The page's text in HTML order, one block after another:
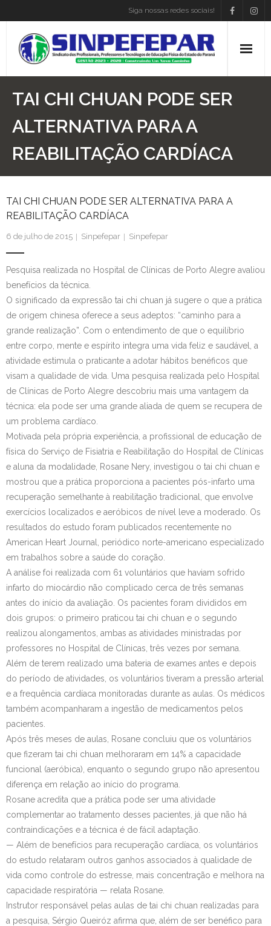
Siga nossas redes sociais!
Home
Institucional
Atos Presidência
Convenções
Associe-se
Empregos
Blog
TAI CHI CHUAN PODE SER
ALTERNATIVA PARA A
REABILITAÇÃO CARDÍACA
TAI CHI CHUAN PODE SER ALTERNATIVA PARA A
REABILITAÇÃO CARDÍACA
6 de julho de 2015 Sinpefepar Sinpefepar
Pesquisa realizada no Hospital de Clínicas de Porto Alegre avaliou
benefícios da técnica.
O significado da expressão tai chi chuan já sugere o que a prática
de origem chinesa oferece a seus adeptos: “caminho para a
grande realização”. Com o entendimento de que o equilíbrio
entre corpo, mente e espírito integra uma vida feliz e saudável, a
atividade estimula o praticante a adotar hábitos benéficos que
visam a qualidade de vida. Uma pesquisa realizada pelo Hospital
de Clínicas de Porto Alegre descobriu mais uma vantagem da
técnica: ela pode ser uma grande aliada de quem se recupera de
um problema cardíaco.
Motivada pela própria experiência, a profissional de educação de
física do Serviço de Fisiatria e Reabilitação do Hospital de Clínicas
e aluna da modalidade, Rosane Nery, investigou o tai chi chuan e
mostrou que a prática proporciona a pacientes pós-infarto uma
recuperação semelhante à reabilitação tradicional, que envolve
exercícios localizados e aeróbicos de nível leve a moderado. Os
resultados do estudo foram publicados recentemente no
American Heart Journal, periódico norte-americano especializado
em trabalhos sobre a saúde do coração.
A análise foi realizada com 61 voluntários que haviam sofrido
infarto do miocárdio não complicado cerca de três semanas
antes do início da avaliação. Os pacientes foram divididos em
dois grupos: o primeiro praticou tai chi chuan e o segundo
realizou alongamentos, ambas as atividades ministradas por
professores no Hospital de Clínicas, três vezes por semana.
Além de terem realizado uma bateria de exames antes e depois
do período de atividades, os voluntários tiveram a pressão arterial
e a frequência cardíaca monitoradas durante as aulas. Os médicos
também acompanharam a ingestão de medicamentos pelos
pacientes.
Após três meses de aulas, Rosane concluiu que os voluntários
que fizeram tai chi chuan melhoraram em 14% a capacidade
funcional (aeróbica), enquanto o segundo grupo não apresentou
diferença em relação ao início do programa.
Rosane acredita que a prática pode ser uma atividade
complementar ao tratamento desses pacientes, já que não há
contraindicações e a técnica é de fácil adaptação.
— Além de benefícios para recuperação cardíaca, os voluntários
do estudo relataram outros ganhos associados à qualidade de
vida como controle do estresse, mais concentração e melhora na
capacidade respiratória — relata Rosane.
Instrutor responsável pelas aulas de tai chi chuan realizadas para
a pesquisa, Sérgio Queiróz afirma que, além de ser benéfico para